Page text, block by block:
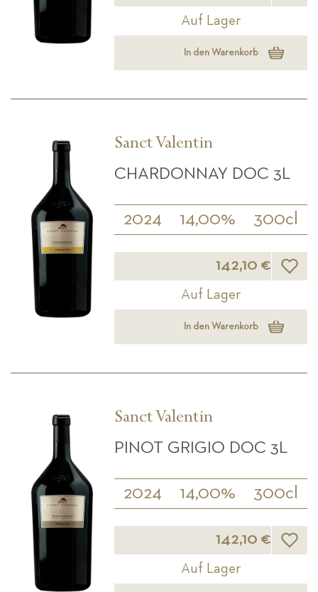
Auf Lager
In den Warenkorb
Sanct Valentin
CHARDONNAY DOC 3L
2024 14,00% 300cl
142,10 €
Auf Lager
In den Warenkorb
Sanct Valentin
PINOT GRIGIO DOC 3L
2024 14,00% 300cl
142,10 €
Auf Lager